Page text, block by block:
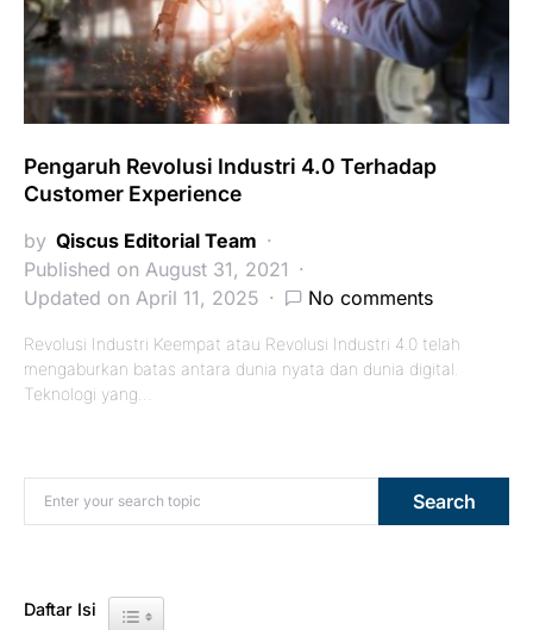
Pengaruh Revolusi Industri 4.0 Terhadap
Customer Experience
by Qiscus Editorial Team
Published on August 31, 2021
Updated on April 11, 2025
No comments
Revolusi Industri Keempat atau Revolusi Industri 4.0 telah
mengaburkan batas antara dunia nyata dan dunia digital.
Teknologi yang…
Search for: Search
Daftar Isi Toggle Table of Content